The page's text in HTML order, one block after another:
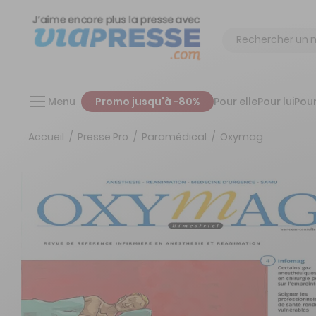
Chercher
Menu Promo jusqu'à -80% Pour ellePour lui
Accueil Presse Pro Paramédical Oxymag